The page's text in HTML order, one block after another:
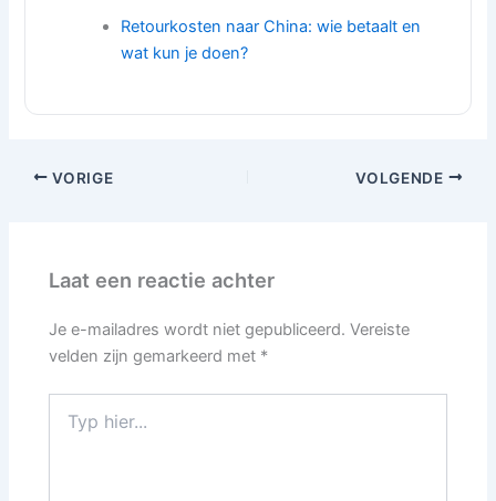
Retourkosten naar China: wie betaalt en
wat kun je doen?
VORIGE VOLGENDE
Laat een reactie achter
Je e-mailadres wordt niet gepubliceerd. Vereiste
velden zijn gemarkeerd met *
hier...